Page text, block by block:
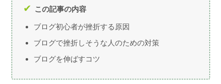
この記事の内容
ブログ初心者が挫折する原因
ブログで挫折しそうな人のための対策
ブログを伸ばすコツ